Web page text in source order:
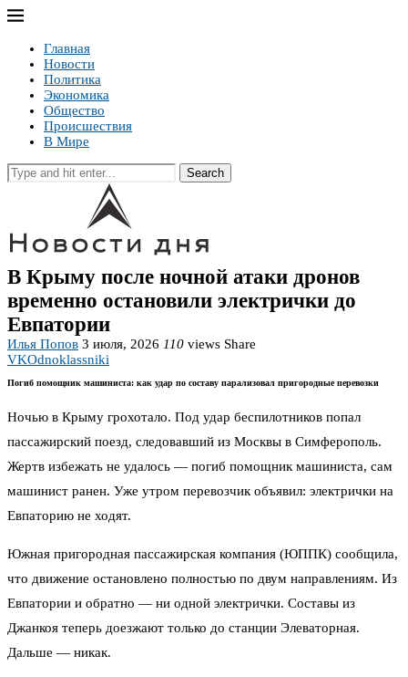
Главная
Новости
Политика
Экономика
Общество
Происшествия
В Мире
Search
В Крыму после ночной атаки дронов
временно остановили электрички до
Евпатории
Илья Попов 3 июля, 2026 110 views Share
VKOdnoklassniki
Погиб помощник машиниста: как удар по составу парализовал пригородные перевозки
Ночью в Крыму грохотало. Под удар беспилотников попал
пассажирский поезд, следовавший из Москвы в Симферополь.
Жертв избежать не удалось — погиб помощник машиниста, сам
машинист ранен. Уже утром перевозчик объявил: электрички на
Евпаторию не ходят.
Южная пригородная пассажирская компания (ЮППК) сообщила,
что движение остановлено полностью по двум направлениям. Из
Евпатории и обратно — ни одной электрички. Составы из
Джанкоя теперь доезжают только до станции Элеваторная.
Дальше — никак.